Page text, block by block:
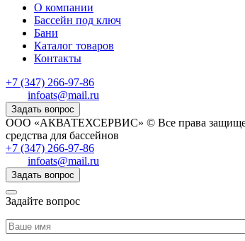
О компании
Бассейн под ключ
Бани
Каталог товаров
Контакты
+7 (347) 266-97-86
infoats@mail.ru
Задать вопрос
ООО «АКВАТЕХСЕРВИС» © Все права защищены.
средства для бассейнов
+7 (347) 266-97-86
infoats@mail.ru
Задать вопрос
Задайте вопрос